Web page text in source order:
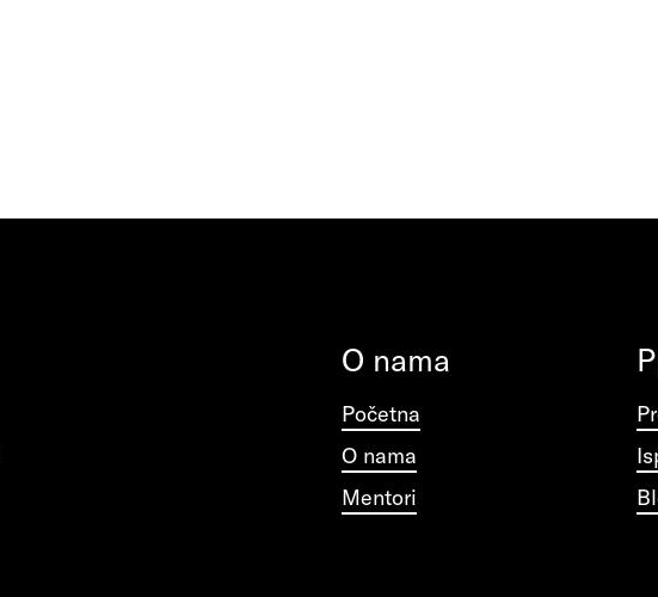
O nama
Početna
O nama
Mentori